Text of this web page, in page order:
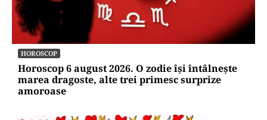
HOROSCOP
Horoscop 6 august 2026. O zodie își întâlnește
marea dragoste, alte trei primesc surprize
amoroase